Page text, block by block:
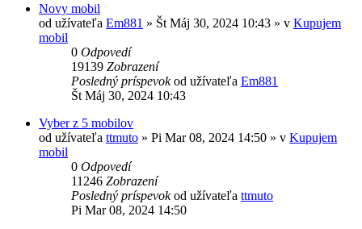
Novy mobil
od užívateľa Em881 » Št Máj 30, 2024 10:43 » v Kupujem
mobil
0 Odpovedí
19139 Zobrazení
Posledný príspevokod užívateľa Em881
Št Máj 30, 2024 10:43
Vyber z 5 mobilov
od užívateľa ttmuto » Pi Mar 08, 2024 14:50 » v Kupujem
mobil
0 Odpovedí
11246 Zobrazení
Posledný príspevokod užívateľa ttmuto
Pi Mar 08, 2024 14:50